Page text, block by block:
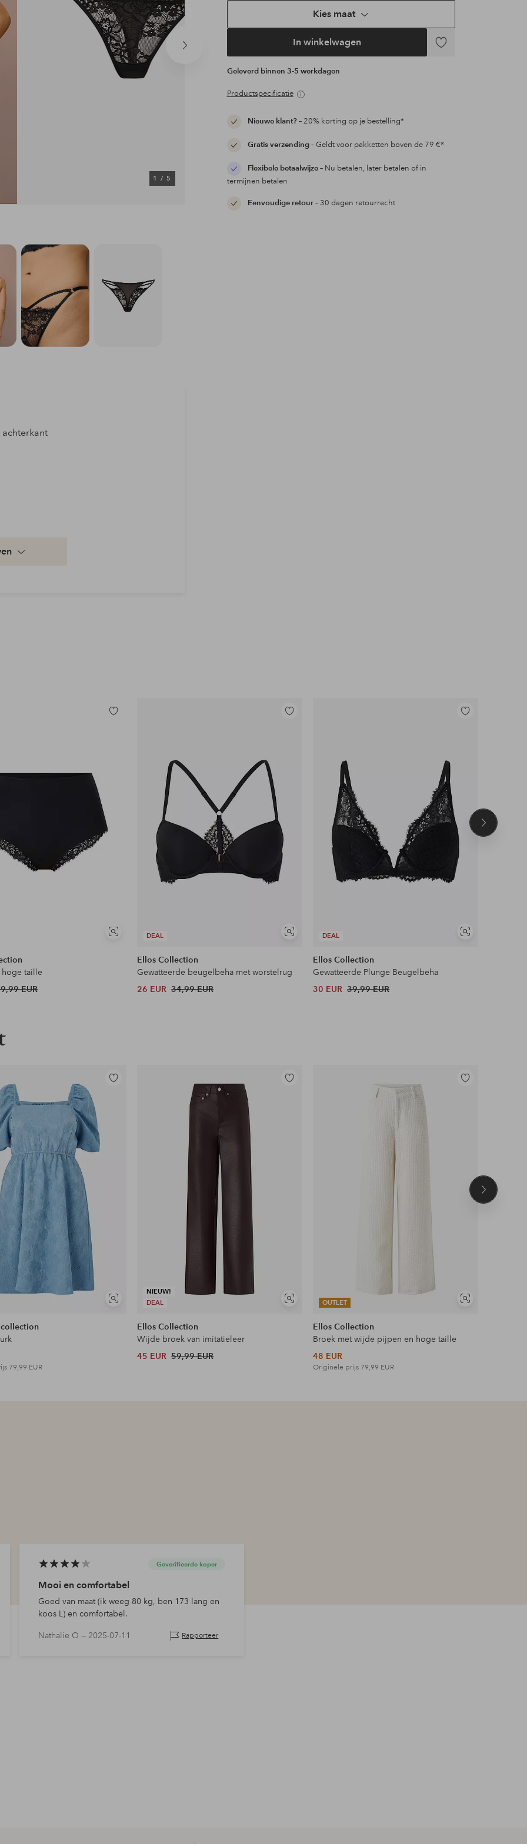
Volgend
1/ 5
Kies maat
In winkelwagen
Toevoegen
Geleverd binnen 3-5 werkdagen
Productspecificatie
Nieuwe klant?– 20% korting op je bestelling*
Gratis verzending– Geldt voor pakketten boven de 79 €*
Flexibele betaalwijze– Nu betalen, later betalen of in
termijnen betalen
Eenvoudige retour– 30 dagen retourrecht
achterkant
Soortgelijke
Toevoegen
hoge taille
EUR
DEAL
Soortgelijke
Toevoegen
Ellos Collection
Gewatteerde beugelbeha met worstelrug
26 EUR 34,99 EUR
DEAL
Soortgelijke
Toevoegen
Ellos Collection
Gewatteerde Plunge Beugelbeha
30 EUR 39,99 EUR
Volgend
Soortgelijke
Toevoegen
collection
79,99 EUR
NIEUW!
DEAL
Soortgelijke
Toevoegen
Ellos Collection
Wijde broek van imitatieleer
45 EUR 59,99 EUR
OUTLET
Soortgelijke
Toevoegen
Ellos Collection
Broek met wijde pijpen en hoge taille
48 EUR
Originele prijs 79,99 EUR
Volgend
Geverifieerde koper
Mooi en comfortabel
Goed van maat (ik weeg 80 kg, ben 173 lang en
koos L) en comfortabel.
Nathalie O — 2025-07-11 Rapporteer